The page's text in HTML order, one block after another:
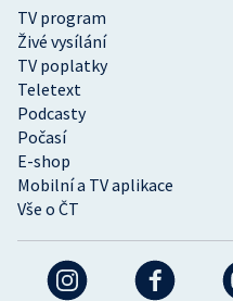
TV program
Živé vysílání
TV poplatky
Teletext
Podcasty
Počasí
E-shop
Mobilní a TV aplikace
Vše o ČT